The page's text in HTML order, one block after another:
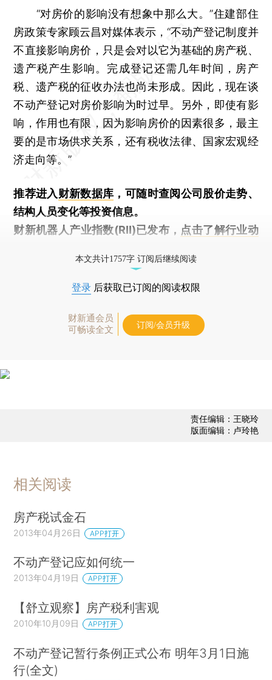
“对房价的影响没有想象中那么大。”住建部住
房政策专家顾云昌对媒体表示，“不动产登记制度并
不直接影响房价，只是会对以它为基础的房产税、
遗产税产生影响。完成登记还需几年时间，房产
税、遗产税的征收办法也尚未形成。因此，现在谈
不动产登记对房价影响为时过早。另外，即使有影
响，作用也有限，因为影响房价的因素很多，最主
要的是市场供求关系，还有税收法律、国家宏观经
济走向等。”
推荐进入财新数据库 ，可随时查阅公司股价走势、
结构人员变化等投资信息。
财新机器人产业指数(RII)已发布， 点击了解行业动
本文共计1757字 订阅后继续阅读
登录 后获取已订阅的阅读权限
财新通会员
可畅读全文
订阅/会员升级
责任编辑：王晓玲
版面编辑：卢玲艳
相关阅读
房产税试金石
2013年04月26日 APP打开
不动产登记应如何统一
2013年04月19日 APP打开
【舒立观察】房产税利害观
2010年10月09日 APP打开
不动产登记暂行条例正式公布 明年3月1日施
行(全文)